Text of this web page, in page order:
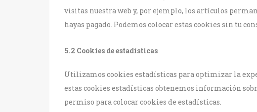
visitas nuestra web y, por ejemplo, los artículos
hayas pagado. Podemos colocar estas cookies sin tu
5.2 Cookies de estadísticas
Utilizamos cookies estadísticas para optimizar la
estas cookies estadísticas obtenemos información
permiso para colocar cookies de estadísticas.